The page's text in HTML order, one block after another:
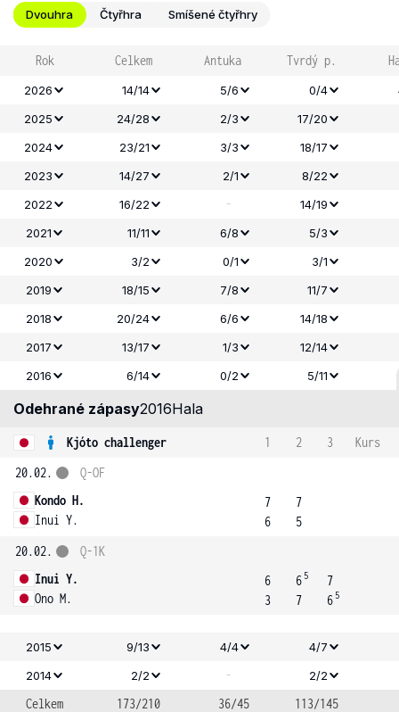
Dvouhra Čtyřhra Smíšené čtyřhry
Rok Celkem Antuka Tvrdý p.
2026 14/14 5/6 0/4
2025
24/28 2/3
17/20
2024
23/21 3/3
18/17
2023
14/27 2/1
8/22
2022
16/22 -
14/19
2021
11/11 6/8
5/3
2020
3/2 0/1
3/1
2019
18/15 7/8
11/7
2018
20/24 6/6
14/18
2017
13/17 1/3
12/14
2016
6/14 0/2 5/11
Odehrané zápasy2016Hala
Kjóto challenger 1 2 3
Kurs
20.02.
Kondo H.
Inui Y.
Q-OF
7
6
7
5
20.02.
Inui Y.
Ono M.
Q-1K
6
3
6 5
7
7
6 5
2015 9/13 4/4
4/7
2014
2/2 - 2/2
Celkem 173/210 36/45 113/145